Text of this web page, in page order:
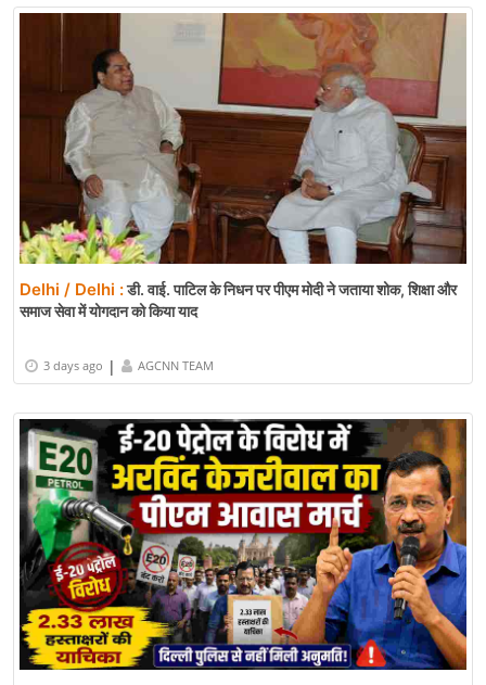
Delhi / Delhi :डी. वाई. पाटिल के निधन पर पीएम मोदी ने जताया शोक, शिक्षा और
समाज सेवा में योगदान को किया याद
3 days ago | AGCNN TEAM